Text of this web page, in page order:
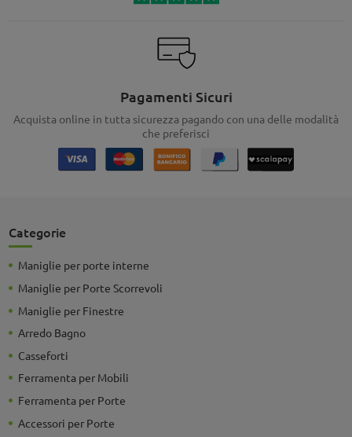
Pagamenti Sicuri
Acquista online in tutta sicurezza pagando con una delle modalità
che preferisci
Categorie
Maniglie per porte interne
Maniglie per Porte Scorrevoli
Maniglie per Finestre
Arredo Bagno
Casseforti
Ferramenta per Mobili
Ferramenta per Porte
Accessori per Porte